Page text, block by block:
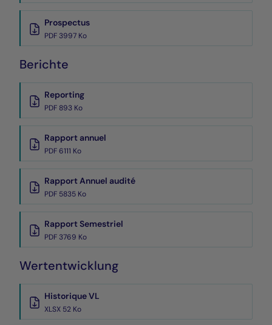
Prospectus
PDF 3997 Ko
Berichte
Reporting
PDF 893 Ko
Rapport annuel
PDF 6111 Ko
Rapport Annuel audité
PDF 5835 Ko
Rapport Semestriel
PDF 3769 Ko
Wertentwicklung
Historique VL
XLSX 52 Ko